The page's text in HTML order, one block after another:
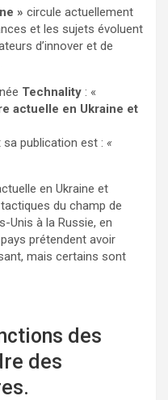
» circule actuellement
et les sujets évoluent
d’innover et de
Technality : «
actuelle en Ukraine et
publication est : «
en Ukraine et
du champ de
Unis à la Russie, en
prétendent avoir
mais certains sont
des
des